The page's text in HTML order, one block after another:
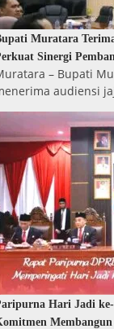
Muratara
Sinergi
– Bupati
audiensi
Hari Jadi
Membangun